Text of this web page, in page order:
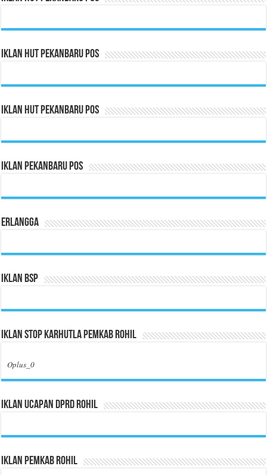
Iklan HUT Pekanbaru Pos
Iklan HUT Pekanbaru Pos
Iklan Pekanbaru Pos
Erlangga
Iklan BSP
Iklan Stop Karhutla Pemkab Rohil
Oplus_0
Iklan Ucapan DPRD Rohil
Iklan Pemkab Rohil